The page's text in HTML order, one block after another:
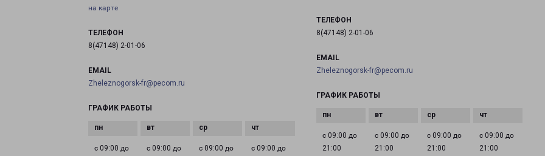
на карте
ТЕЛЕФОН
8(47148) 2-01-06
EMAIL
Zheleznogorsk-fr@pecom.ru
ГРАФИК РАБОТЫ
с 09:00 до
с 09:00 до
с 09:00 до
с 09:00 до
ТЕЛЕФОН
8(47148) 2-01-06
EMAIL
Zheleznogorsk-fr@pecom.ru
ГРАФИК РАБОТЫ
с 09:00 до
21:00
с 09:00 до
21:00
с 09:00 до
21:00
с 09:00 до
21:00